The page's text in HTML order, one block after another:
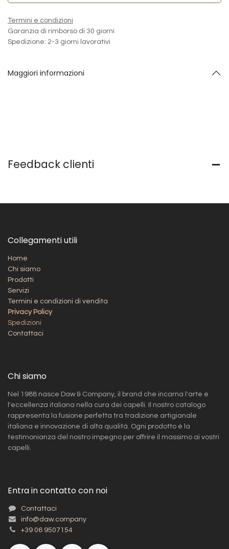
Termini e condizioni
Garanzia di rimborso di 30 giorni
Spedizione: 2-3 giorni lavorativi
Maggiori informazioni
Feedback clienti
Collegamenti utili
Home
Chi siamo
Prodotti
Servizi
Termini e condizioni di vendita
Privacy Policy
Spedizioni​
Contattaci
Chi siamo
Nel 1988 nasce Daw & Company, il brand che incarna l'arte e
l'eccellenza italiana nella cura dei capelli. Il nostro catalogo
rappresenta la fusione perfetta tra tradizione artigianale
italiana e innovazione di alta qualità. Ogni prodotto è la
testimonianza del nostro impegno per offrire il massimo ai vostri
capelli.
Entra in contatto con noi
Contattaci
info@daw.company
+39 06 9507154